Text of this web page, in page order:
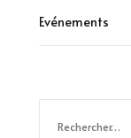
Evénements